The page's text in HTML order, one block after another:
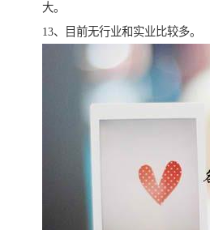
大。
13、目前无行业和实业比较多。